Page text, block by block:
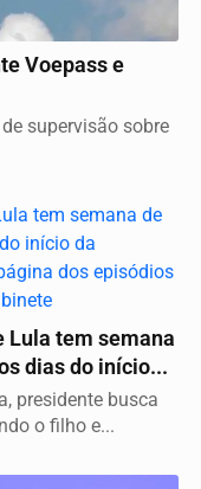
Voepass e
supervisão sobre
Lula tem semana
dias do início...
presidente busca
o filho e...